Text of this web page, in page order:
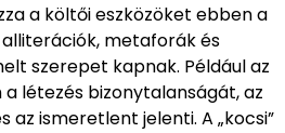
a költői eszközöket ebben a
metaforák és
szerepet kapnak. Például az
létezés bizonytalanságát, az
az ismeretlent jelenti. A „kocsi”